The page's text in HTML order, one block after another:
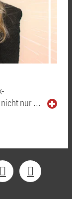
nicht nur …